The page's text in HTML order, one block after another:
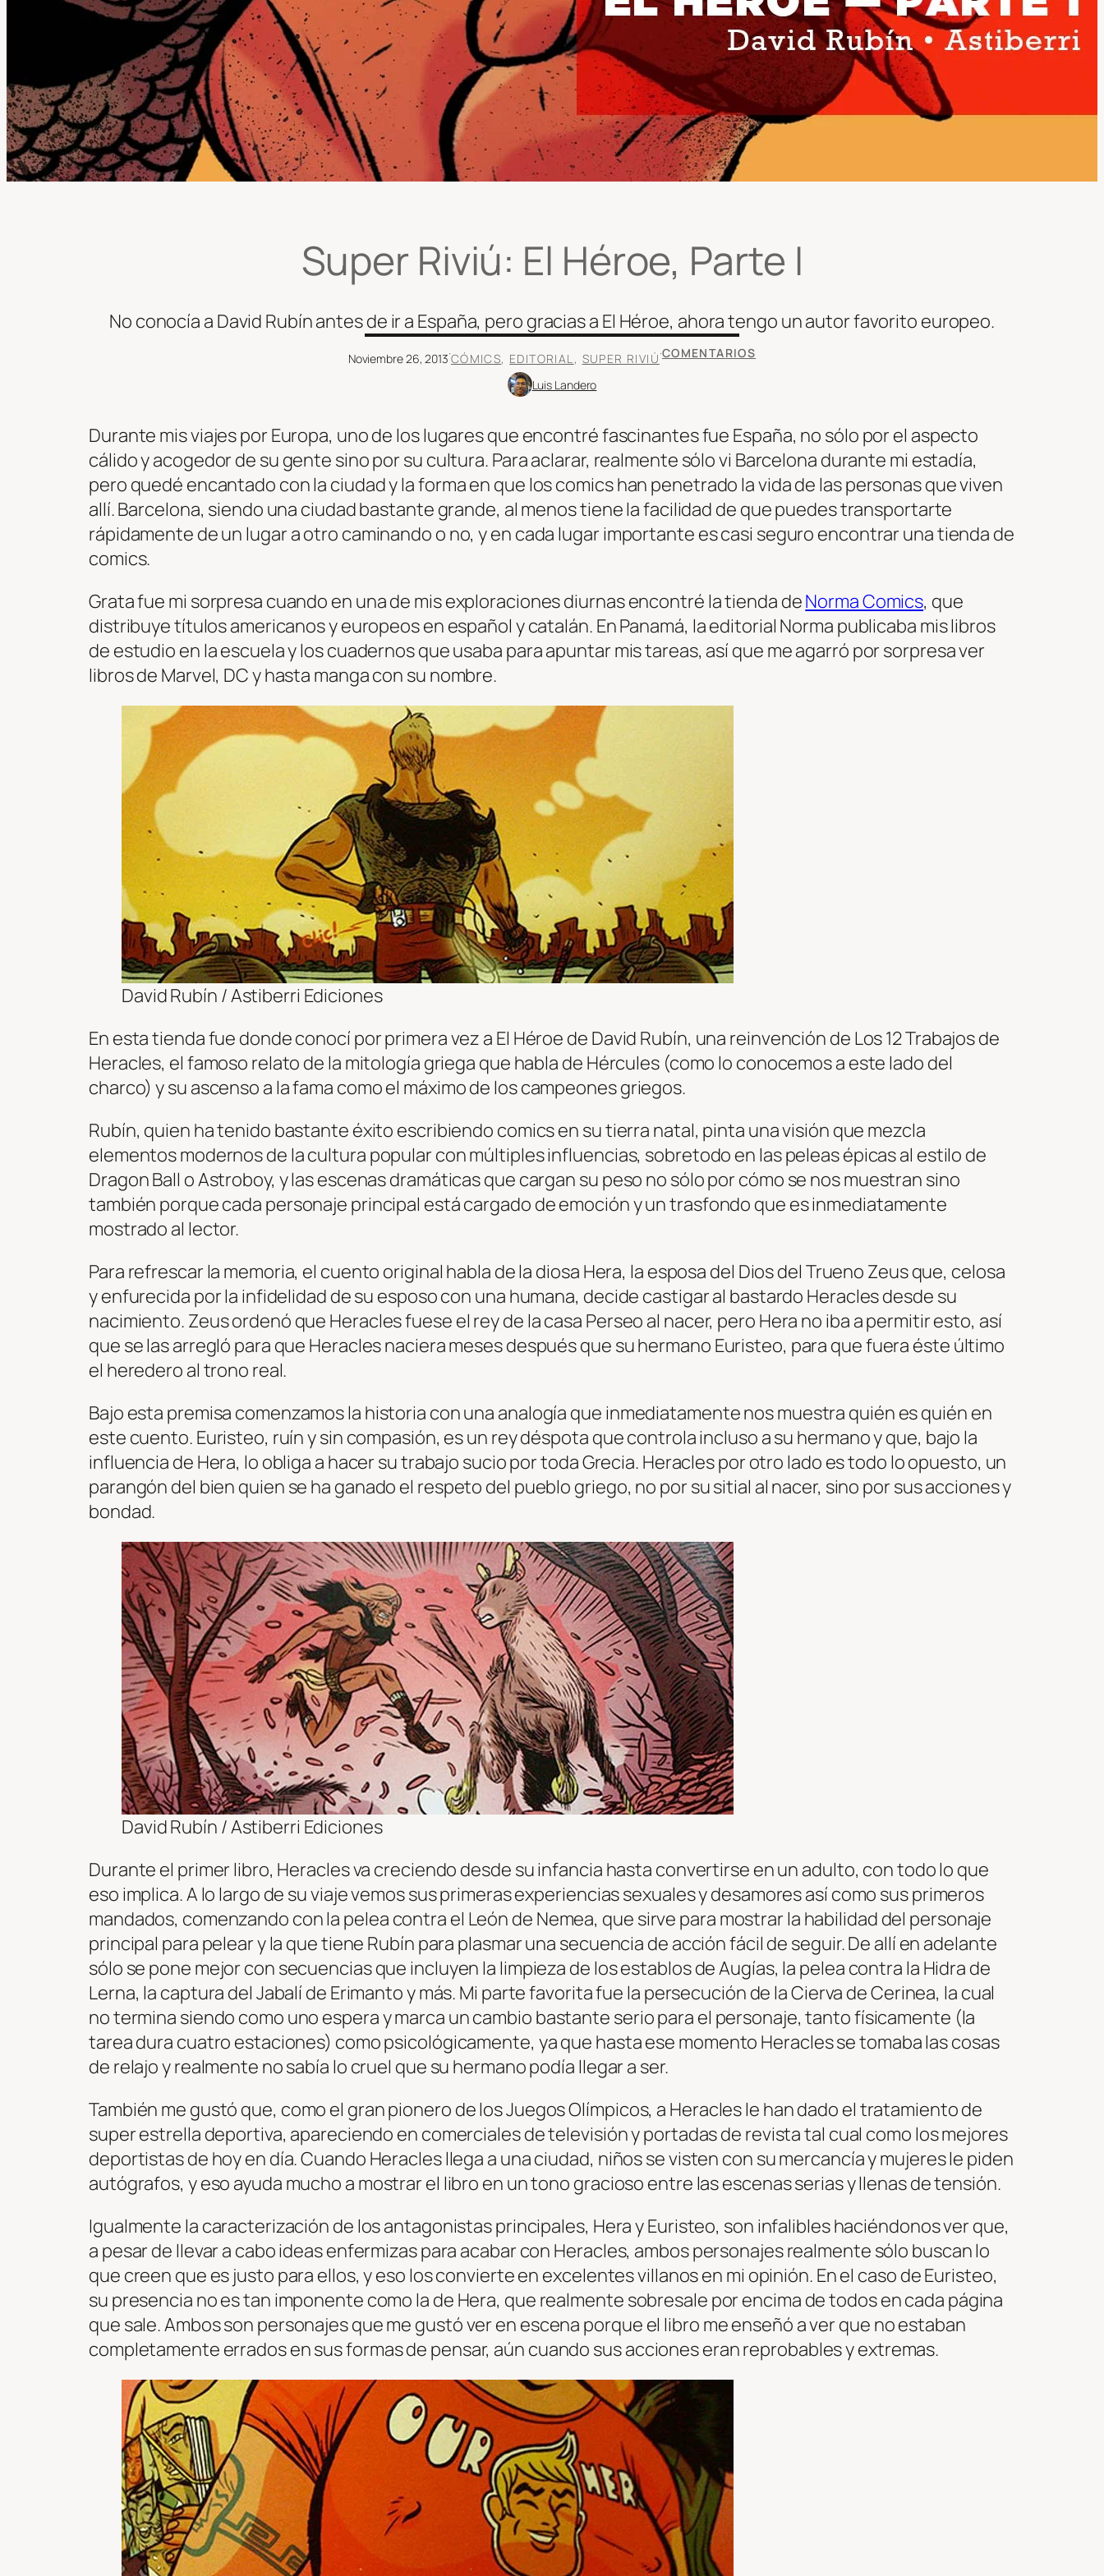
Super Riviú: El Héroe, Parte I
No conocía a David Rubín antes de ir a España, pero gracias a El Héroe, ahora tengo un autor favorito europeo.
Noviembre 26, 2013·CÓMICS, EDITORIAL, SUPER RIVIÚ·COMENTARIOS
Luis Landero
Durante mis viajes por Europa, uno de los lugares que encontré fascinantes fue España, no sólo por el aspecto
cálido y acogedor de su gente sino por su cultura. Para aclarar, realmente sólo vi Barcelona durante mi estadía,
pero quedé encantado con la ciudad y la forma en que los comics han penetrado la vida de las personas que viven
allí. Barcelona, siendo una ciudad bastante grande, al menos tiene la facilidad de que puedes transportarte
rápidamente de un lugar a otro caminando o no, y en cada lugar importante es casi seguro encontrar una tienda de
comics.
Grata fue mi sorpresa cuando en una de mis exploraciones diurnas encontré la tienda deNorma Comics, que
distribuye títulos americanos y europeos en español y catalán. En Panamá, la editorial Norma publicaba mis libros
de estudio en la escuela y los cuadernos que usaba para apuntar mis tareas, así que me agarró por sorpresa ver
libros de Marvel, DC y hasta manga con su nombre.
David Rubín / Astiberri Ediciones
En esta tienda fue donde conocí por primera vez a El Héroe de David Rubín, una reinvención de Los 12 Trabajos de
Heracles, el famoso relato de la mitología griega que habla de Hércules (como lo conocemos a este lado del
charco) y su ascenso a la fama como el máximo de los campeones griegos.
Rubín, quien ha tenido bastante éxito escribiendo comics en su tierra natal, pinta una visión que mezcla
elementos modernos de la cultura popular con múltiples influencias, sobretodo en las peleas épicas al estilo de
Dragon Ball o Astroboy, y las escenas dramáticas que cargan su peso no sólo por cómo se nos muestran sino
también porque cada personaje principal está cargado de emoción y un trasfondo que es inmediatamente
mostrado al lector.
Para refrescar la memoria, el cuento original habla de la diosa Hera, la esposa del Dios del Trueno Zeus que, celosa
y enfurecida por la infidelidad de su esposo con una humana, decide castigar al bastardo Heracles desde su
nacimiento. Zeus ordenó que Heracles fuese el rey de la casa Perseo al nacer, pero Hera no iba a permitir esto, así
que se las arregló para que Heracles naciera meses después que su hermano Euristeo, para que fuera éste último
el heredero al trono real.
Bajo esta premisa comenzamos la historia con una analogía que inmediatamente nos muestra quién es quién en
este cuento. Euristeo, ruín y sin compasión, es un rey déspota que controla incluso a su hermano y que, bajo la
influencia de Hera, lo obliga a hacer su trabajo sucio por toda Grecia. Heracles por otro lado es todo lo opuesto, un
parangón del bien quien se ha ganado el respeto del pueblo griego, no por su sitial al nacer, sino por sus acciones y
bondad.
David Rubín / Astiberri Ediciones
Durante el primer libro, Heracles va creciendo desde su infancia hasta convertirse en un adulto, con todo lo que
eso implica. A lo largo de su viaje vemos sus primeras experiencias sexuales y desamores así como sus primeros
mandados, comenzando con la pelea contra el León de Nemea, que sirve para mostrar la habilidad del personaje
principal para pelear y la que tiene Rubín para plasmar una secuencia de acción fácil de seguir. De allí en adelante
sólo se pone mejor con secuencias que incluyen la limpieza de los establos de Augías, la pelea contra la Hidra de
Lerna, la captura del Jabalí de Erimanto y más. Mi parte favorita fue la persecución de la Cierva de Cerinea, la cual
no termina siendo como uno espera y marca un cambio bastante serio para el personaje, tanto físicamente (la
tarea dura cuatro estaciones) como psicológicamente, ya que hasta ese momento Heracles se tomaba las cosas
de relajo y realmente no sabía lo cruel que su hermano podía llegar a ser.
También me gustó que, como el gran pionero de los Juegos Olímpicos, a Heracles le han dado el tratamiento de
super estrella deportiva, apareciendo en comerciales de televisión y portadas de revista tal cual como los mejores
deportistas de hoy en día. Cuando Heracles llega a una ciudad, niños se visten con su mercancía y mujeres le piden
autógrafos, y eso ayuda mucho a mostrar el libro en un tono gracioso entre las escenas serias y llenas de tensión.
Igualmente la caracterización de los antagonistas principales, Hera y Euristeo, son infalibles haciéndonos ver que,
a pesar de llevar a cabo ideas enfermizas para acabar con Heracles, ambos personajes realmente sólo buscan lo
que creen que es justo para ellos, y eso los convierte en excelentes villanos en mi opinión. En el caso de Euristeo,
su presencia no es tan imponente como la de Hera, que realmente sobresale por encima de todos en cada página
que sale. Ambos son personajes que me gustó ver en escena porque el libro me enseñó a ver que no estaban
completamente errados en sus formas de pensar, aún cuando sus acciones eran reprobables y extremas.